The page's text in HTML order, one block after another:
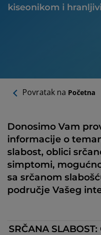
kiseonikom i
Povratak na Početna
Donosimo Vam
informacije o
slabost, oblici
simptomi,
sa srčanom
područje Vašeg
SRČANA